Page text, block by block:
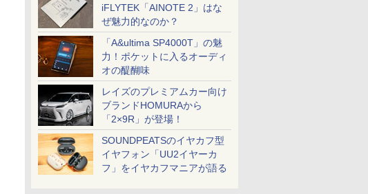
iFLYTEK「AINOTE 2」はな
ぜ魅力的なのか？
「A&ultima SP4000T」の魅
力！ポケットに入るオーディ
オの醍醐味
レイズのプレミアムカー向け
ブランドHOMURAから
「2×9R」が登場！
SOUNDPEATSのイヤカフ型
イヤフォン「UU2イヤーカ
フ」をイヤカフマニアが語る